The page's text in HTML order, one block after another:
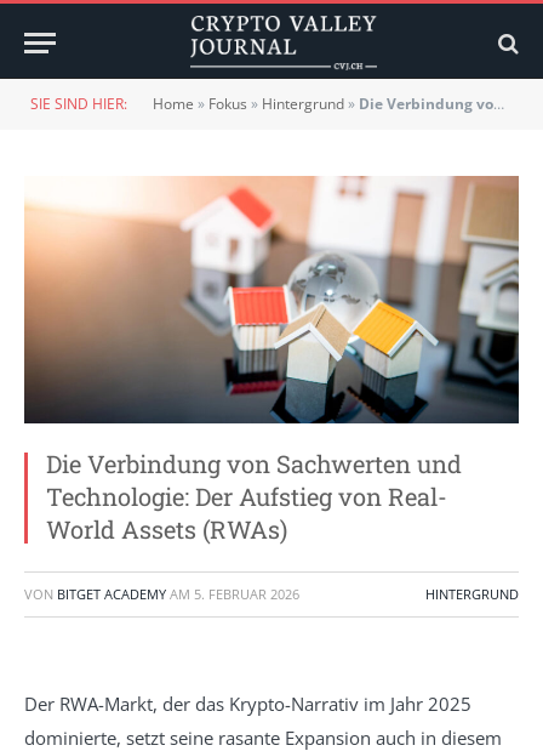
SIE SIND HIER: Home » Fokus » Hintergrund» Die Verbindung von Sachwerten und Technologie: Der Aufstieg von Real-World Assets (RWAs)
Die Verbindung von Sachwerten und
Technologie: Der Aufstieg von Real-
World Assets (RWAs)
VON BITGET ACADEMY AM 5. FEBRUAR 2026 HINTERGRUND
Der RWA-Markt, der das Krypto-Narrativ im Jahr 2025
dominierte, setzt seine rasante Expansion auch in diesem